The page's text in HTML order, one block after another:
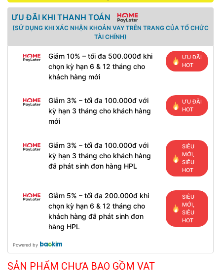
ƯU ĐÃI KHI THANH TOÁN
(SỬ DỤNG KHI XÁC NHẬN KHOẢN VAY TRÊN TRANG CỦA TỔ CHỨC
TÀI CHÍNH)
Giảm 10% – tối đa 500.000đ khi
chọn kỳ hạn 6 & 12 tháng cho
khách hàng mới
ƯU ĐÃI
HOT
Giảm 3% – tối đa 100.000đ với
kỳ hạn 3 tháng cho khách hàng
mới
ƯU ĐÃI
HOT
Giảm 3% – tối đa 100.000đ với
kỳ hạn 3 tháng cho khách hàng
đã phát sinh đơn hàng HPL
SIÊU
MỚI,
SIÊU
HOT
Giảm 5% – tối đa 200.000đ khi
chọn kỳ hạn 6 & 12 tháng cho
khách hàng đã phát sinh đơn
hàng HPL
SIÊU
MỚI,
SIÊU
HOT
Powered by
SẢN PHẨM CHƯA BAO GỒM VAT